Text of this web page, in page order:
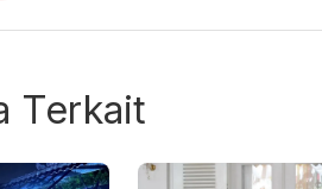
Terkait